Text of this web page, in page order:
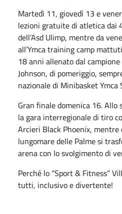
Martedì 11, giovedì 13 e
lezioni gratuite di atletica dai
dell’Asd Ulimp, mentre da
all’Ymca training camp
18 anni allenato dal campione
Johnson, di pomeriggio,
nazionale di Minibasket Ymca
Gran finale domenica 16. Allo
la gara interregionale di tiro
Arcieri Black Phoenix,
lungomare delle Palme si
arena con lo svolgimento di
Perché lo “Sport & Fitness”
tutti, inclusivo e divertente!